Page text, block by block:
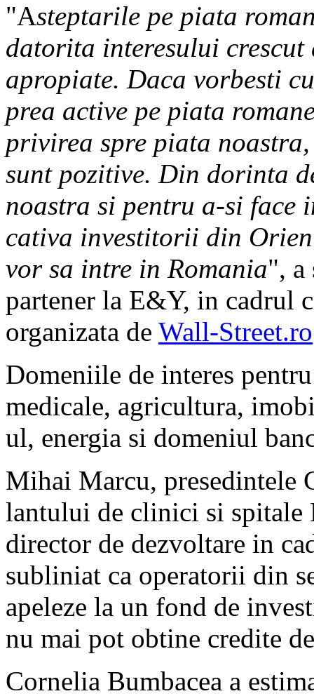
"Asteptarile pe piata
datorita interesului
apropiate. Daca vorbesti
prea active pe piata
privirea spre piata noastra,
sunt pozitive. Din dorinta
noastra si pentru a-si face
cativa investitorii din
vor sa intre in Romania", a
partener la E&Y, in
organizata de Wall-Street.ro
Domeniile de interes
medicale, agricultura,
ul, energia si domeniul
Mihai Marcu, presedintele
lantului de clinici si
director de dezvoltare in
subliniat ca operatorii din
apeleze la un fond de
nu mai pot obtine credite
Cornelia Bumbacea a